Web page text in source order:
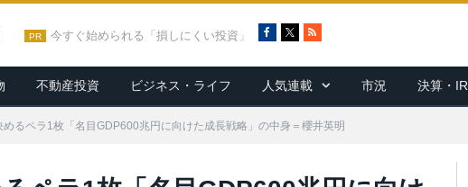
PR 今すぐ始められる「損しにくい投資」
c
e
b
o
R
S
不動産投資 ビジネス・ライフ 人気連載 市況 決算・IR
るペラ1枚「名目GDP600兆円に向けた成長戦略」の中身＝櫻井英明